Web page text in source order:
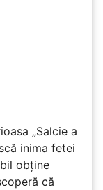
„Salcie a
inima fetei
obține
că